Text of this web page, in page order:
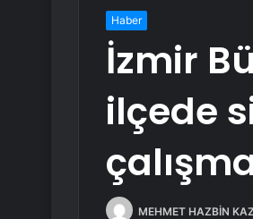
Haber
İzmir
ilçede
MEHMET HAZBİN